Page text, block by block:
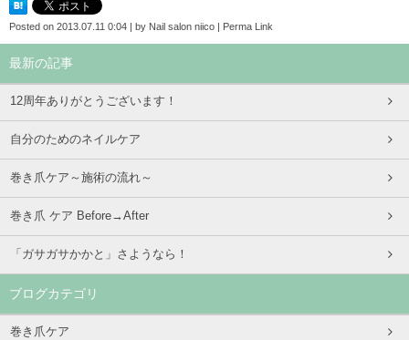
Posted on 2013.07.11 0:04 | by Nail salon niico | Perma Link
最新の記事
12周年ありがとうございます！
自分のためのネイルケア
巻き爪ケア～施術の流れ～
巻き爪 ケア Before→After
「ガサガサかかと」さようなら！
ブログカテゴリ
巻き爪ケア